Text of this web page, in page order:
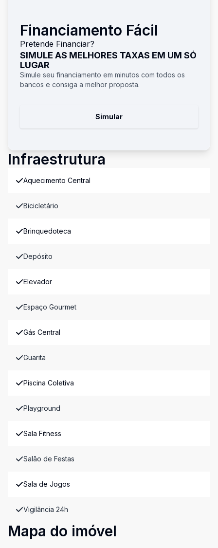
Financiamento Fácil
Pretende Financiar?
SIMULE AS MELHORES TAXAS EM UM SÓ
LUGAR
Simule seu financiamento em minutos com todos os
bancos e consiga a melhor proposta.
Simular
Infraestrutura
Aquecimento Central
Bicicletário
Brinquedoteca
Depósito
Elevador
Espaço Gourmet
Gás Central
Guarita
Piscina Coletiva
Playground
Sala Fitness
Salão de Festas
Sala de Jogos
Vigilância 24h
Mapa do imóvel